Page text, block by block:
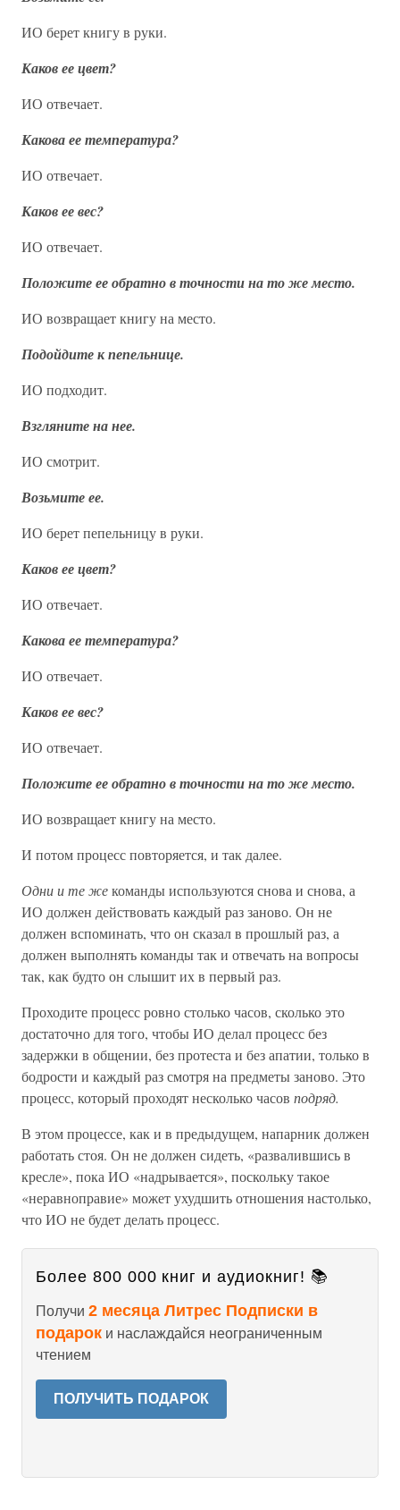
ИО берет книгу в руки.
Каков ее цвет?
ИО отвечает.
Какова ее температура?
ИО отвечает.
Каков ее вес?
ИО отвечает.
Положите ее обратно в точности на то же место.
ИО возвращает книгу на место.
Подойдите к пепельнице.
ИО подходит.
Взгляните на нее.
ИО смотрит.
Возьмите ее.
ИО берет пепельницу в руки.
Каков ее цвет?
ИО отвечает.
Какова ее температура?
ИО отвечает.
Каков ее вес?
ИО отвечает.
Положите ее обратно в точности на то же место.
ИО возвращает книгу на место.
И потом процесс повторяется, и так далее.
Одни и те жекоманды используются снова и снова, а
ИО должен действовать каждый раз заново. Он не
должен вспоминать, что он сказал в прошлый раз, а
должен выполнять команды так и отвечать на вопросы
так, как будто он слышит их в первый раз.
Проходите процесс ровно столько часов, сколько это
достаточно для того, чтобы ИО делал процесс без
задержки в общении, без протеста и без апатии, только в
бодрости и каждый раз смотря на предметы заново. Это
процесс, который проходят несколько часов подряд.
В этом процессе, как и в предыдущем, напарник должен
работать стоя. Он не должен сидеть, «развалившись в
кресле», пока ИО «надрывается», поскольку такое
«неравноправие» может ухудшить отношения настолько,
что ИО не будет делать процесс.
Более 800 000 книг и аудиокниг! 📚
Получи 2 месяца Литрес Подписки в
подарок и наслаждайся неограниченным
чтением
ПОЛУЧИТЬ ПОДАРОК